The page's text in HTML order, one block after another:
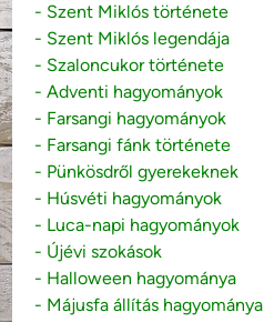
- Szent Miklós története
- Szent Miklós legendája
- Szaloncukor története
- Adventi hagyományok
- Farsangi hagyományok
- Farsangi fánk története
- Pünkösdről gyerekeknek
- Húsvéti hagyományok
- Luca-napi hagyományok
- Újévi szokások
- Halloween hagyománya
- Májusfa állítás hagyománya